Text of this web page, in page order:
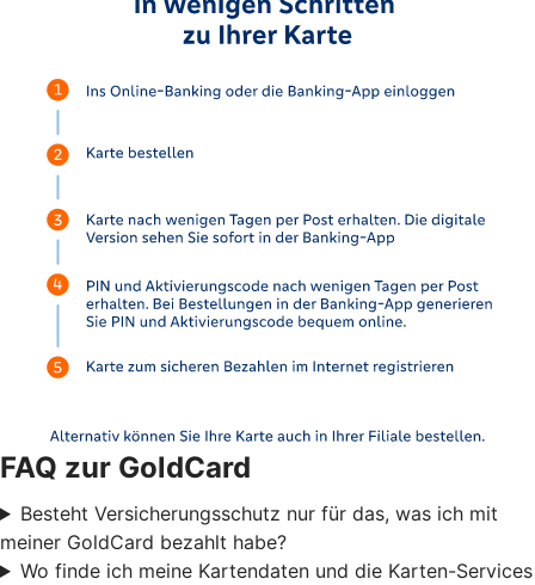
FAQ zur GoldCard
Besteht Versicherungsschutz nur für das, was ich mit
meiner GoldCard bezahlt habe?
Wo finde ich meine Kartendaten und die Karten-Services